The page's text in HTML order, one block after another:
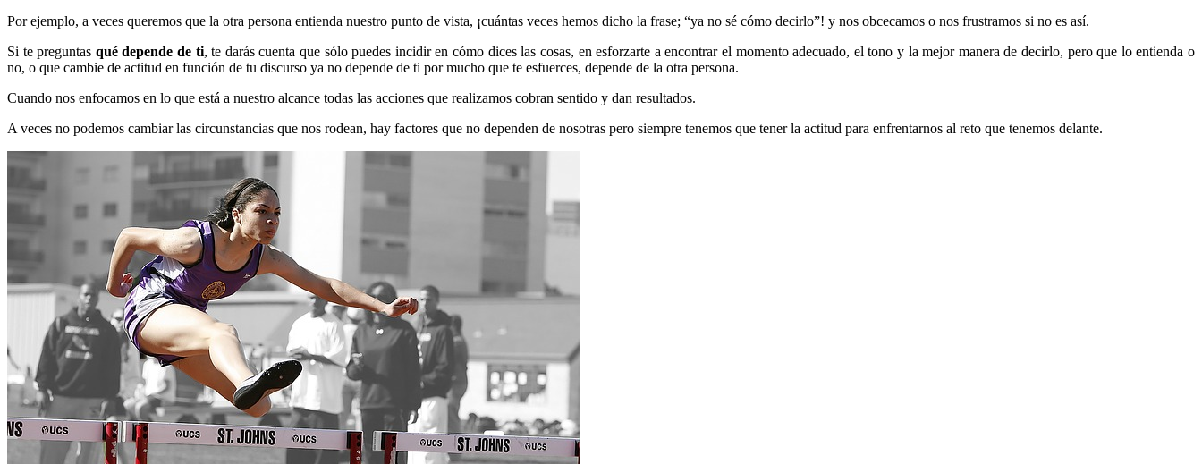
Por ejemplo, a veces queremos que la otra persona entienda nuestro punto de vista, ¡cuántas veces hemos dicho la frase; “ya no sé cómo decirlo”! y nos obcecamos o nos frustramos si no es así.
Si te preguntas qué depende de ti, te darás cuenta que sólo puedes incidir en cómo dices las cosas, en esforzarte a encontrar el momento adecuado, el tono y la mejor manera de decirlo, pero que lo entienda o
no, o que cambie de actitud en función de tu discurso ya no depende de ti por mucho que te esfuerces, depende de la otra persona.
Cuando nos enfocamos en lo que está a nuestro alcance todas las acciones que realizamos cobran sentido y dan resultados.
A veces no podemos cambiar las circunstancias que nos rodean, hay factores que no dependen de nosotras pero siempre tenemos que tener la actitud para enfrentarnos al reto que tenemos delante.